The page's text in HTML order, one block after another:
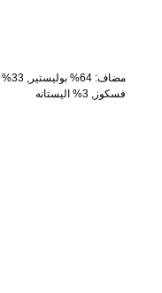
مضاف:
64% بوليستير, 33%
فسكوز, 3% اليستانه